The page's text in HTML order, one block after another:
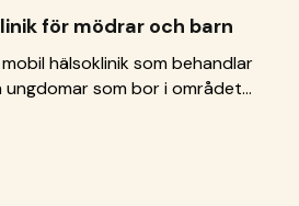
för mödrar och barn
hälsoklinik som behandlar
ungdomar som bor i området
av 2019, efter endast två
nästan 300 mammor och